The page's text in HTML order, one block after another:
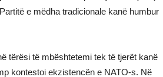
e mëdha tradicionale kanë humbur
tërësi të mbështetemi tek të tjerët kanë
kontestoi ekzistencën e NATO-s. Në